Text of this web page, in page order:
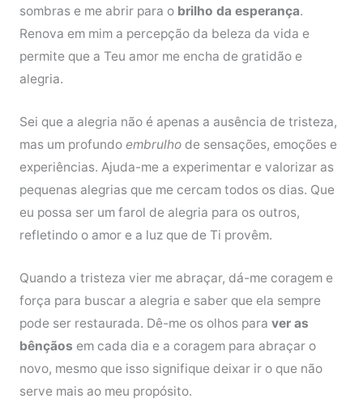
sombras e me abrir para o brilho da esperança.
Renova em mim a percepção da beleza da vida e
permite que a Teu amor me encha de gratidão e
alegria.
Sei que a alegria não é apenas a ausência de tristeza,
mas um profundo embrulhode sensações, emoções e
experiências. Ajuda-me a experimentar e valorizar as
pequenas alegrias que me cercam todos os dias. Que
eu possa ser um farol de alegria para os outros,
refletindo o amor e a luz que de Ti provêm.
Quando a tristeza vier me abraçar, dá-me coragem e
força para buscar a alegria e saber que ela sempre
pode ser restaurada. Dê-me os olhos para ver as
bênçãos em cada dia e a coragem para abraçar o
novo, mesmo que isso signifique deixar ir o que não
serve mais ao meu propósito.